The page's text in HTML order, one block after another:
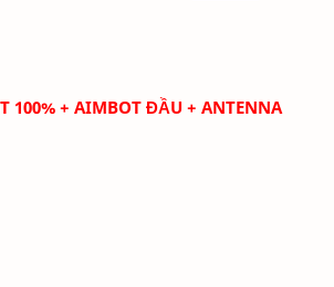
100% + AIMBOT ĐẦU + ANTENNA